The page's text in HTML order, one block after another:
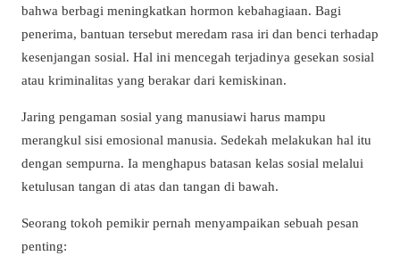
bahwa berbagi meningkatkan hormon kebahagiaan. Bagi
penerima, bantuan tersebut meredam rasa iri dan benci terhadap
kesenjangan sosial. Hal ini mencegah terjadinya gesekan sosial
atau kriminalitas yang berakar dari kemiskinan.
Jaring pengaman sosial yang manusiawi harus mampu
merangkul sisi emosional manusia. Sedekah melakukan hal itu
dengan sempurna. Ia menghapus batasan kelas sosial melalui
ketulusan tangan di atas dan tangan di bawah.
Seorang tokoh pemikir pernah menyampaikan sebuah pesan
penting: